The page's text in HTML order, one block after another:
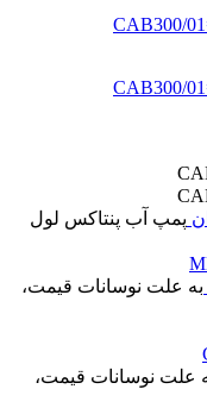
پمپ آب پنتاکس لول
به علت نوسانات قیمت،
علت نوسانات قیمت،